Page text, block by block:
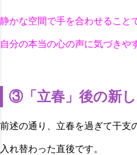
静かな空間で手を合わせること
自分の本当の心の声に気づきや
③「立春」後の新
前述の通り、立春を過ぎて干支
入れ替わった直後です。